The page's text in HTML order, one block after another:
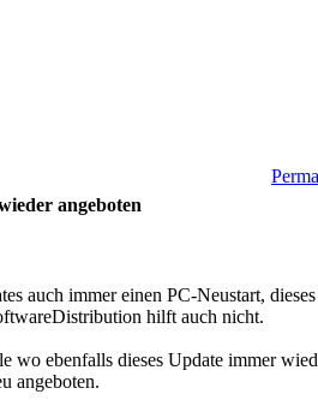
angeboten
auch immer einen PC-Neustart,
hilft auch nicht.
ebenfalls dieses Update immer
angeboten.